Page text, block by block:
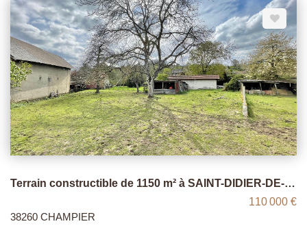
Terrain constructible de 1150 m² à SAINT-DIDIER-DE-BIZONNES
110 000 €
38260 CHAMPIER